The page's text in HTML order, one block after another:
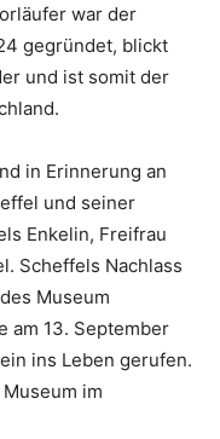
war der
gegründet, blickt
und ist somit der
in Erinnerung an
und seiner
Enkelin, Freifrau
Scheffels Nachlass
Museum
am 13. September
ins Leben gerufen.
im